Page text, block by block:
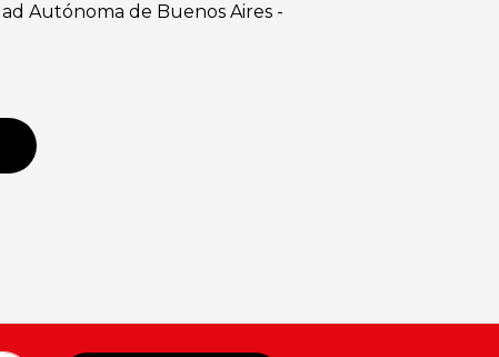
Autónoma de Buenos Aires -